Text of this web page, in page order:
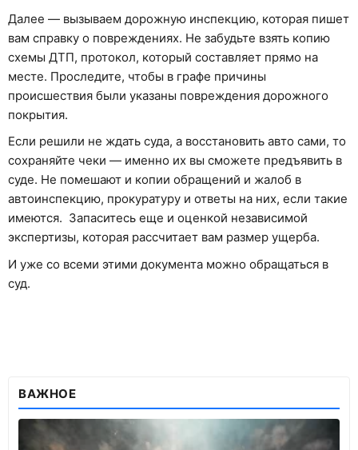
Далее — вызываем дорожную инспекцию, которая пишет
вам справку о повреждениях. Не забудьте взять копию
схемы ДТП, протокол, который составляет прямо на
месте. Проследите, чтобы в графе причины
происшествия были указаны повреждения дорожного
покрытия.
Если решили не ждать суда, а восстановить авто сами, то
сохраняйте чеки — именно их вы сможете предъявить в
суде. Не помешают и копии обращений и жалоб в
автоинспекцию, прокуратуру и ответы на них, если такие
имеются. Запаситесь еще и оценкой независимой
экспертизы, которая рассчитает вам размер ущерба.
И уже со всеми этими документа можно обращаться в
суд.
ВАЖНОЕ